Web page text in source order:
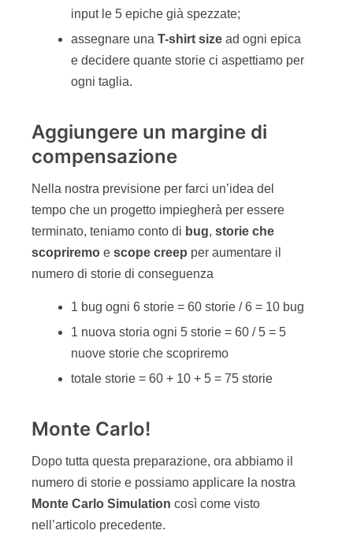
input le 5 epiche già spezzate;
assegnare una T-shirt size ad ogni epica
e decidere quante storie ci aspettiamo per
ogni taglia.
Aggiungere un margine di
compensazione
Nella nostra previsione per farci un’idea del
tempo che un progetto impiegherà per essere
terminato, teniamo conto di bug, storie che
scopriremo e scope creep per aumentare il
numero di storie di conseguenza
1 bug ogni 6 storie = 60 storie / 6 = 10 bug
1 nuova storia ogni 5 storie = 60 / 5 = 5
nuove storie che scopriremo
totale storie = 60 + 10 + 5 = 75 storie
Monte Carlo!
Dopo tutta questa preparazione, ora abbiamo il
numero di storie e possiamo applicare la nostra
Monte Carlo Simulation così come visto
nell’articolo precedente.